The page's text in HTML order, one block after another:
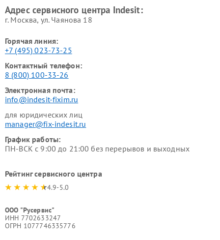
Адрес сервисного центра Indesit:
г. Москва, ул. Чаянова 18
Горячая линия:
+7 (495) 023-73-25
Контактный телефон:
8 (800) 100-33-26
Электронная почта:
info@indesit-fixim.ru
для юридических лиц
manager@fix-indesit.ru
График работы:
ПН-ВСК с 9:00 до 21:00 без перерывов и выходных
Рейтинг сервисного центра
4.9-5.0
ООО "Русервис"
ИНН 7702633247
ОГРН 1077746335776